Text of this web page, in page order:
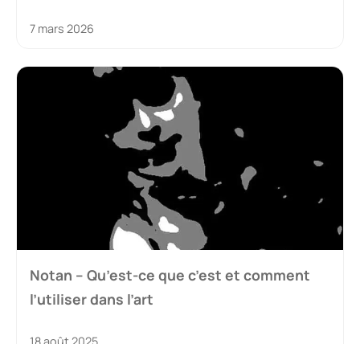
7 mars 2026
Notan – Qu’est-ce que c’est et comment
l’utiliser dans l’art